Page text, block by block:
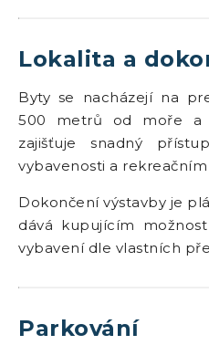
Lokalita a
Byty se nacházejí na
500 metrů od moře a
zajišťuje snadný
vybavenosti a
Dokončení výstavby je
dává kupujícím
vybavení dle vlastních
Parkování